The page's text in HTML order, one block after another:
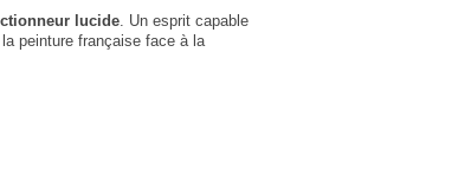
lucide. Un esprit capable
la peinture française face à la